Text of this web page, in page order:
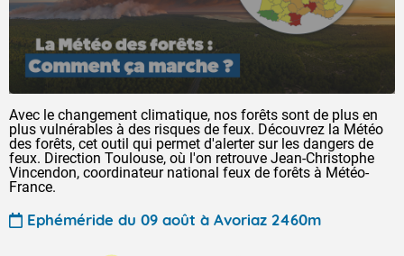
Avec le changement climatique, nos forêts sont de plus en
plus vulnérables à des risques de feux. Découvrez la Météo
des forêts, cet outil qui permet d'alerter sur les dangers de
feux. Direction Toulouse, où l'on retrouve Jean-Christophe
Vincendon, coordinateur national feux de forêts à Météo-
France.
Ephéméride du 09 août à Avoriaz 2460m